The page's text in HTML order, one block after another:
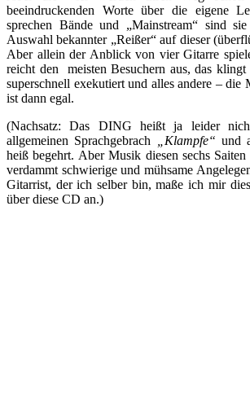
beeindruckenden Worte über die eigene
sprechen Bände und „Mainstream“ sind
Auswahl bekannter „Reißer“ auf dieser
Aber allein der Anblick von vier Gitarre
reicht den meisten Besuchern aus, das
superschnell exekutiert und alles andere – die
ist dann egal.
(Nachsatz: Das DING heißt ja leider
allgemeinen Sprachgebrach
„Klampfe“ und
heiß begehrt. Aber Musik diesen sechs
verdammt schwierige und mühsame
Gitarrist, der ich selber bin, maße ich mir
über diese CD an.)